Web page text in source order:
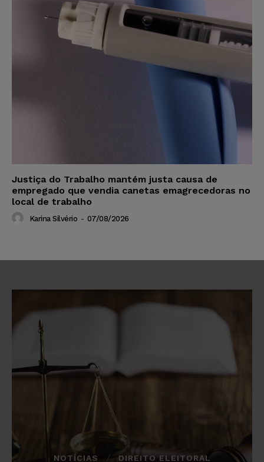
Justiça do Trabalho mantém justa causa de
empregado que vendia canetas emagrecedoras no
local de trabalho
Karina Silvério - 07/08/2026